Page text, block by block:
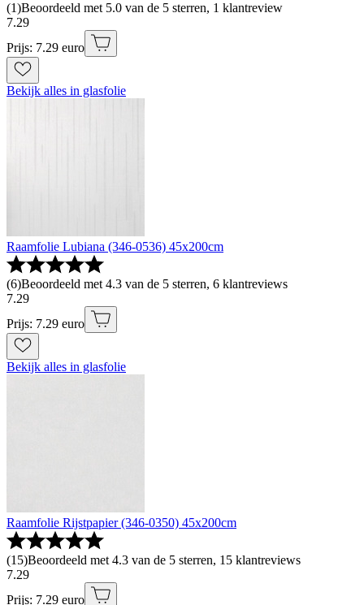
(1)Beoordeeld met 5.0 van de 5 sterren, 1 klantreview
7.29
Prijs: 7.29 euro
Bekijk alles in glasfolie
Raamfolie Lubiana (346-0536) 45x200cm
(6)Beoordeeld met 4.3 van de 5 sterren, 6 klantreviews
7.29
Prijs: 7.29 euro
Bekijk alles in glasfolie
Raamfolie Rijstpapier (346-0350) 45x200cm
(15)Beoordeeld met 4.3 van de 5 sterren, 15 klantreviews
7.29
Prijs: 7.29 euro